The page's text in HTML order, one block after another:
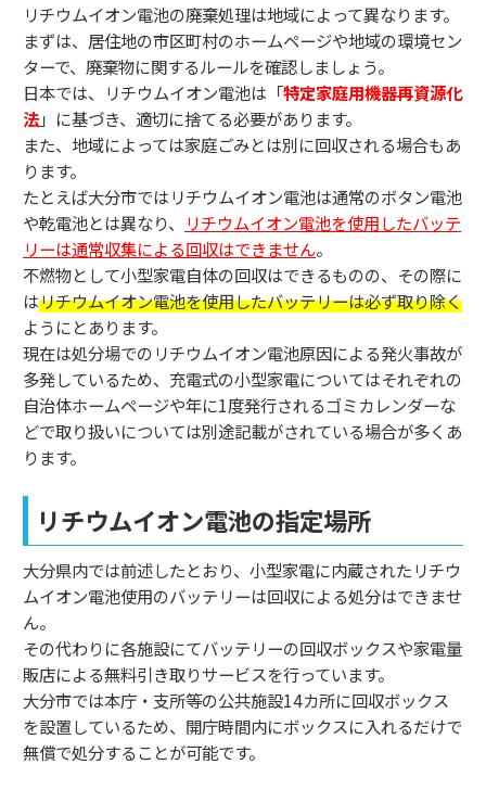
リチウムイオン電池の廃棄処理は地域によって異なります。
まずは、居住地の市区町村のホームページや地域の環境セン
ターで、廃棄物に関するルールを確認しましょう。
日本では、リチウムイオン電池は「特定家庭用機器再資源化
法」に基づき、適切に捨てる必要があります。
また、地域によっては家庭ごみとは別に回収される場合もあ
ります。
たとえば大分市ではリチウムイオン電池は通常のボタン電池
や乾電池とは異なり、
リチウムイオン電池を使用したバッテ
リーは通常収集による回収はできません。
不燃物として小型家電自体の回収はできるものの、その際に
はリチウムイオン電池を使用したバッテリーは必ず取り除く
ようにとあります。
現在は処分場でのリチウムイオン電池原因による発火事故が
多発しているため、充電式の小型家電についてはそれぞれの
自治体ホームページや年に1度発行されるゴミカレンダーな
どで取り扱いについては別途記載がされている場合が多くあ
ります。
リチウムイオン電池の指定場所
大分県内では前述したとおり、小型家電に内蔵されたリチウ
ムイオン電池使用のバッテリーは回収による処分はできませ
ん。
その代わりに各施設にてバッテリーの回収ボックスや家電量
販店による無料引き取りサービスを行っています。
大分市では本庁・支所等の公共施設14カ所に回収ボックス
を設置しているため、開庁時間内にボックスに入れるだけで
無償で処分することが可能です。